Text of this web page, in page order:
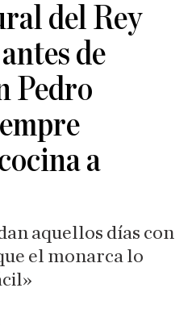
del Rey
de
Pedro
a
aquellos días con
el monarca lo